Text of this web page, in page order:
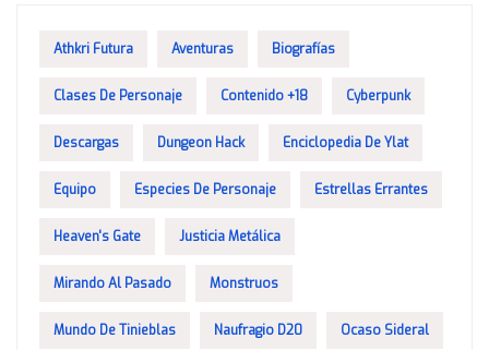
Athkri Futura Aventuras Biografías
Clases De Personaje Contenido +18 Cyberpunk
Descargas Dungeon Hack Enciclopedia De Ylat
Equipo Especies De Personaje Estrellas Errantes
Heaven's Gate Justicia Metálica
Mirando Al Pasado Monstruos
Mundo De Tinieblas Naufragio D20 Ocaso Sideral